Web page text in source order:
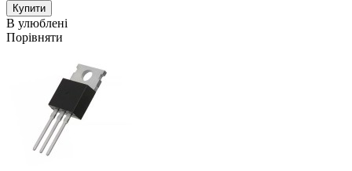
В улюблені
Порівняти